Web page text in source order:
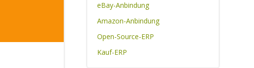
eBay-Anbindung
Amazon-Anbindung
Open-Source-ERP
Kauf-ERP